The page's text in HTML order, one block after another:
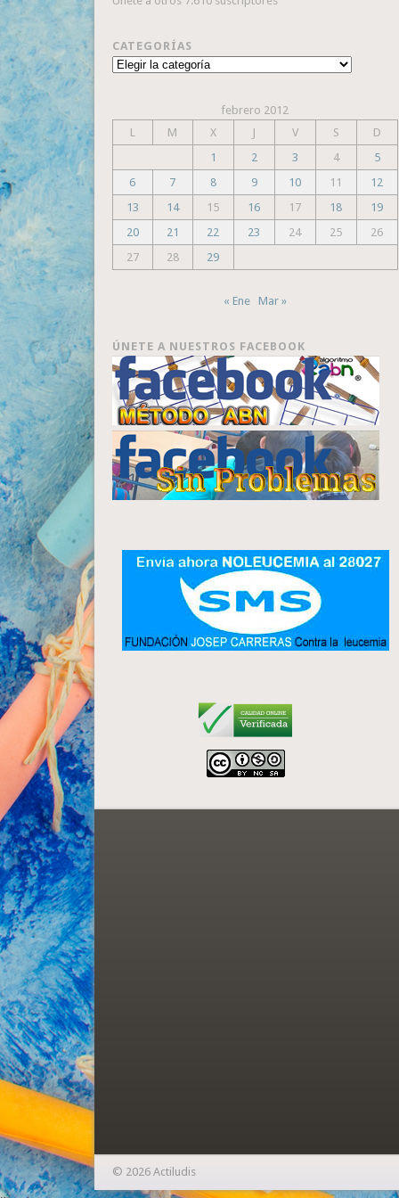
CATEGORÍAS
Categorías
febrero 2012
L
M X J V S
D
1
2 3 4
5
6
7 8 9 10 11
12
13
14 15 16 17 18
19
20
21 22 23 24 25
26
27
28 29
« Ene Mar »
ÚNETE A NUESTROS FACEBOOK
© 2026 Actiludis